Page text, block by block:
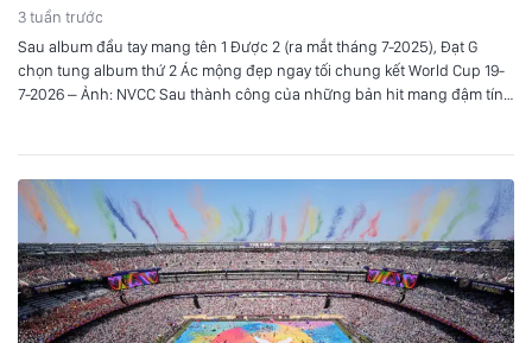
3 tuần trước
Sau album đầu tay mang tên 1 Được 2 (ra mắt tháng 7-2025), Đạt G
chọn tung album thứ 2 Ác mộng đẹp ngay tối chung kết World Cup 19-
7-2026 – Ảnh: NVCC Sau thành công của những bản hit mang đậm tính